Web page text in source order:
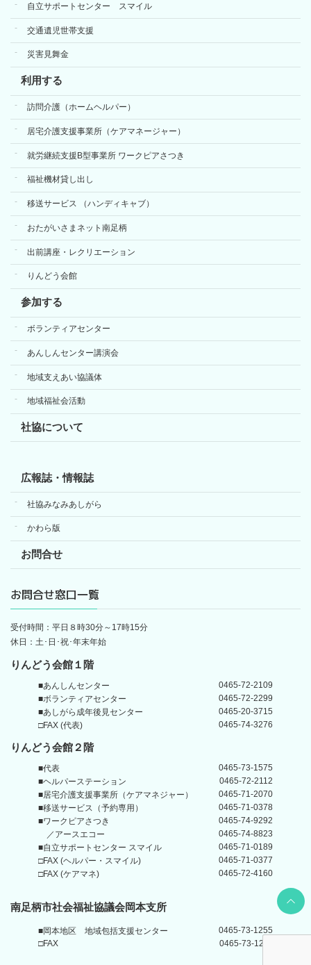
自立サポートセンター スマイル
交通遺児世帯支援
災害見舞金
利用する
訪問介護（ホームヘルパー）
居宅介護支援事業所（ケアマネージャー）
就労継続支援B型事業所 ワークピアさつき
福祉機材貸し出し
移送サービス （ハンディキャブ）
おたがいさまネット南足柄
出前講座・レクリエーション
りんどう会館
参加する
ボランティアセンター
あんしんセンター講演会
地域支えあい協議体
地域福祉会活動
社協について
広報誌・情報誌
社協みなみあしがら
かわら版
お問合せ
お問合せ窓口一覧
受付時間：平日８時30分～17時15分
休日：土･日･祝･年末年始
りんどう会館１階
■あんしんセンター
0465-72-2109
■ボランティアセンター
0465-72-2299
■あしがら成年後見センター
0465-20-3715
□FAX (代表)
0465-74-3276
りんどう会館 ２階
■代表
0465-73-1575
■ヘルパーステーション
0465-72-2112
■居宅介護支援事業所 （ケアマネジャー）
0465-71-2070
■移送サービス（予約専用）
0465-71-0378
■ワークピアさつき
0465-74-9292
／アースエコー
0465-74-8823
■自立サポートセンター スマイル
0465-71-0189
□FAX (ヘルパー・スマイル)
0465-71-0377
□FAX (ケアマネ)
0465-72-4160
南足柄市社会福祉協議会岡本支所
■岡本地区 地域包括支援センター
0465-73-1255
□FAX
0465-73-1211
Back